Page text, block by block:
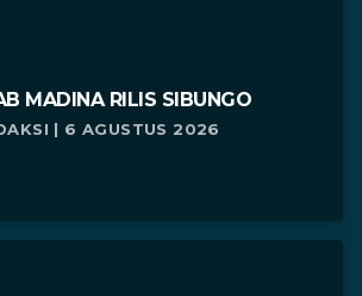
MADINA RILIS SIBUNGO
| 6 AGUSTUS 2026